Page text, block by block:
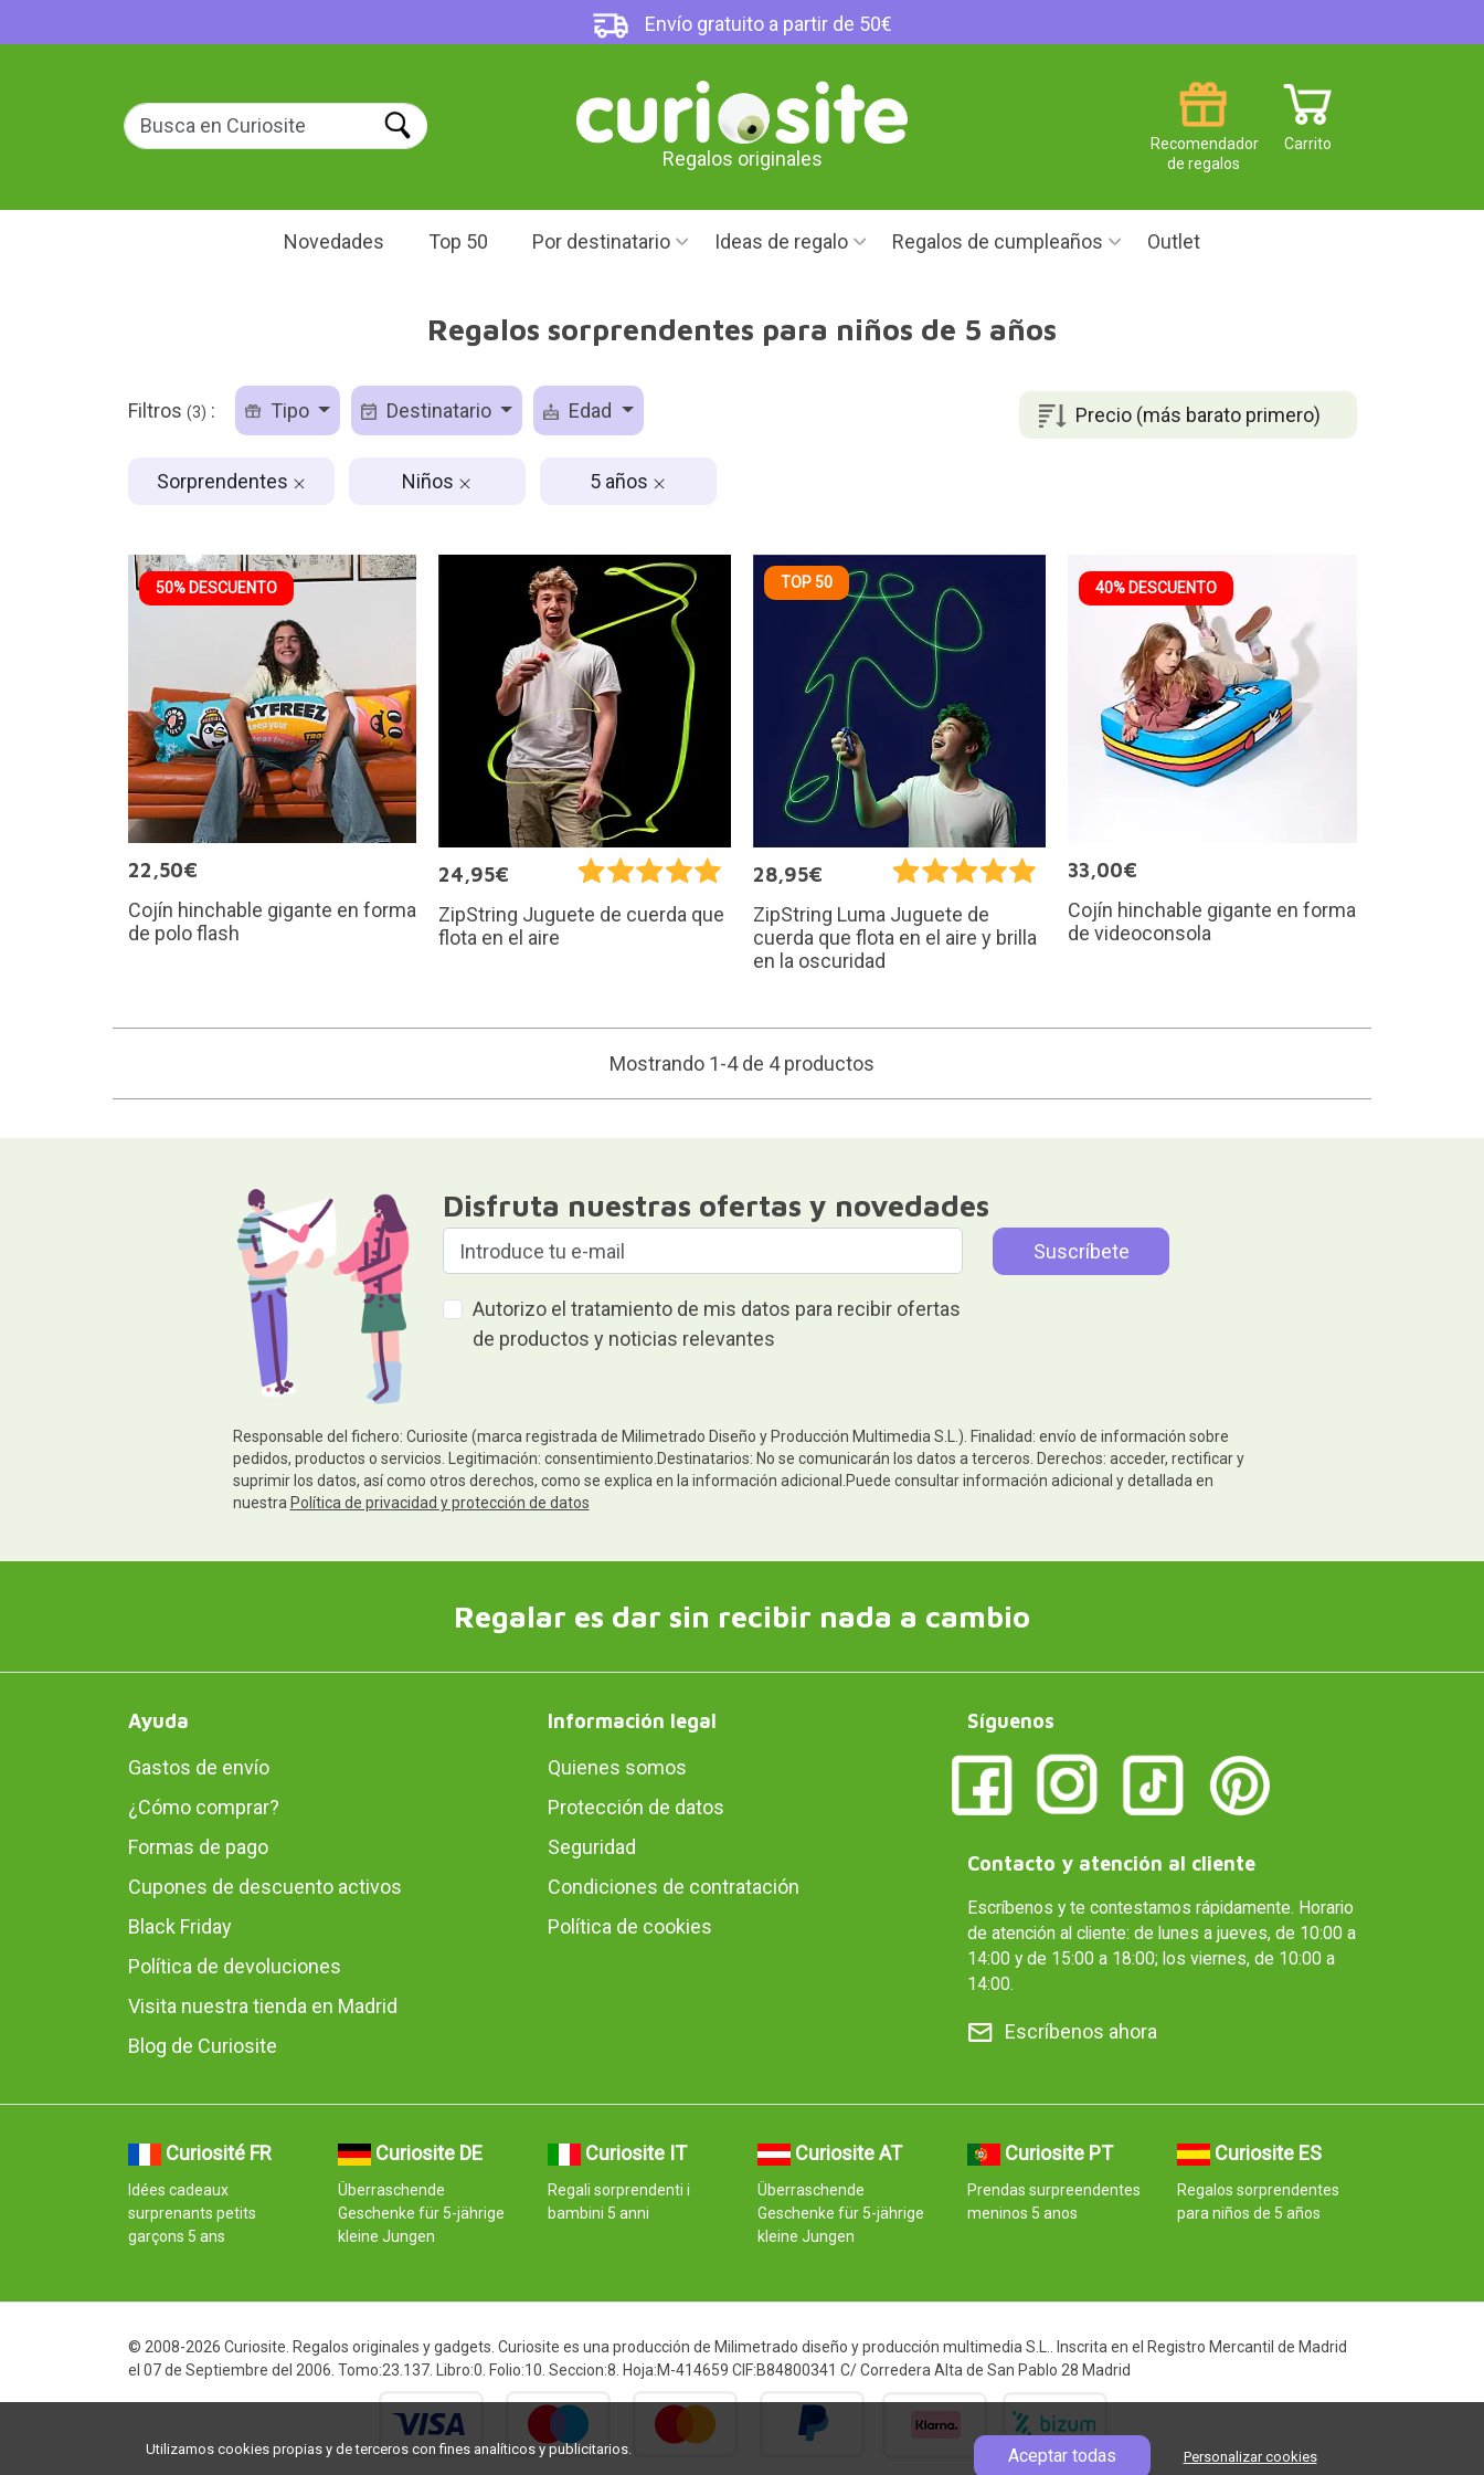
Envío gratuito a partir de 50€
Regalos originales
Carrito
Recomendador
de regalos
Novedades Top 50 Por destinatario Ideas de regalo Regalos de cumpleaños Outlet
Regalos sorprendentes para niños de 5 años
Precio (más barato primero)
Filtros (3) : Tipo Destinatario Edad
Sorprendentes Niños 5 años
50% DESCUENTO
22,50€
Cojín hinchable gigante en forma
de polo flash
24,95€
ZipString Juguete de cuerda que
flota en el aire
TOP 50
28,95€
ZipString Luma Juguete de
cuerda que flota en el aire y brilla
en la oscuridad
40% DESCUENTO
33,00€
Cojín hinchable gigante en forma
de videoconsola
Mostrando 1-4 de 4 productos
Disfruta nuestras ofertas y novedades
Autorizo el tratamiento de mis datos para recibir ofertas
de productos y noticias relevantes
Responsable del fichero: Curiosite (marca registrada de Milimetrado Diseño y Producción Multimedia S.L.). Finalidad: envío de información sobre
pedidos, productos o servicios. Legitimación: consentimiento.Destinatarios: No se comunicarán los datos a terceros. Derechos: acceder, rectificar y
suprimir los datos, así como otros derechos, como se explica en la información adicional.Puede consultar información adicional y detallada en
nuestra Política de privacidad y protección de datos
Regalar es dar sin recibir nada a cambio
Ayuda
Gastos de envío
¿Cómo comprar?
Formas de pago
Cupones de descuento activos
Black Friday
Política de devoluciones
Visita nuestra tienda en Madrid
Blog de Curiosite
Información legal
Quienes somos
Protección de datos
Seguridad
Condiciones de contratación
Política de cookies
Síguenos
Contacto y atención al cliente
Escríbenos y te contestamos rápidamente. Horario
de atención al cliente: de lunes a jueves, de 10:00 a
14:00 y de 15:00 a 18:00; los viernes, de 10:00 a
14:00.
Escríbenos ahora
Curiosité FR
Idées cadeaux
surprenants petits
garçons 5 ans
Curiosite DE
Überraschende
Geschenke für 5-jährige
kleine Jungen
Curiosite IT
Regali sorprendenti i
bambini 5 anni
Curiosite AT
Überraschende
Geschenke für 5-jährige
kleine Jungen
Curiosite PT
Prendas surpreendentes
meninos 5 anos
Curiosite ES
Regalos sorprendentes
para niños de 5 años
© 2008-2026 Curiosite. Regalos originales y gadgets. Curiosite es una producción de Milimetrado diseño y producción multimedia S.L.. Inscrita en el Registro Mercantil de Madrid
el 07 de Septiembre del 2006. Tomo:23.137. Libro:0. Folio:10. Seccion:8. Hoja:M-414659 CIF:B84800341 C/ Corredera Alta de San Pablo 28 Madrid
Utilizamos cookies propias y de terceros con fines analíticos y publicitarios. Aceptar todas Personalizar cookies